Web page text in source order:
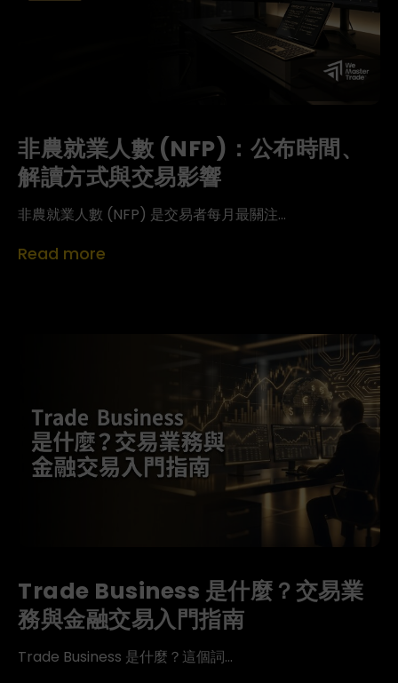
非農就業人數 (NFP)：公布時間、
解讀方式與交易影響
非農就業人數 (NFP) 是交易者每月最關注...
Read more
Trade Business 是什麼？交易業
務與金融交易入門指南
Trade Business 是什麼？這個詞...